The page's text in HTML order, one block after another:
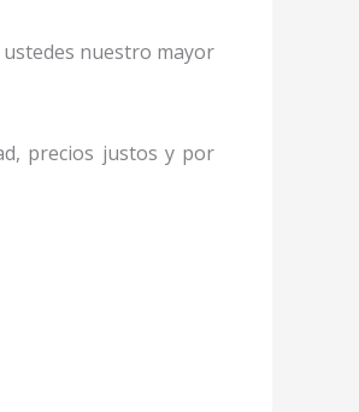
nuestro mayor
precios justos y por